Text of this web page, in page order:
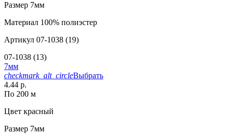
Размер 7мм
Материал 100% полиэстер
Артикул 07-1038 (19)
07-1038 (13)
7мм
checkmark_alt_circleВыбрать
4.44 р.
По 200 м
Цвет красный
Размер 7мм